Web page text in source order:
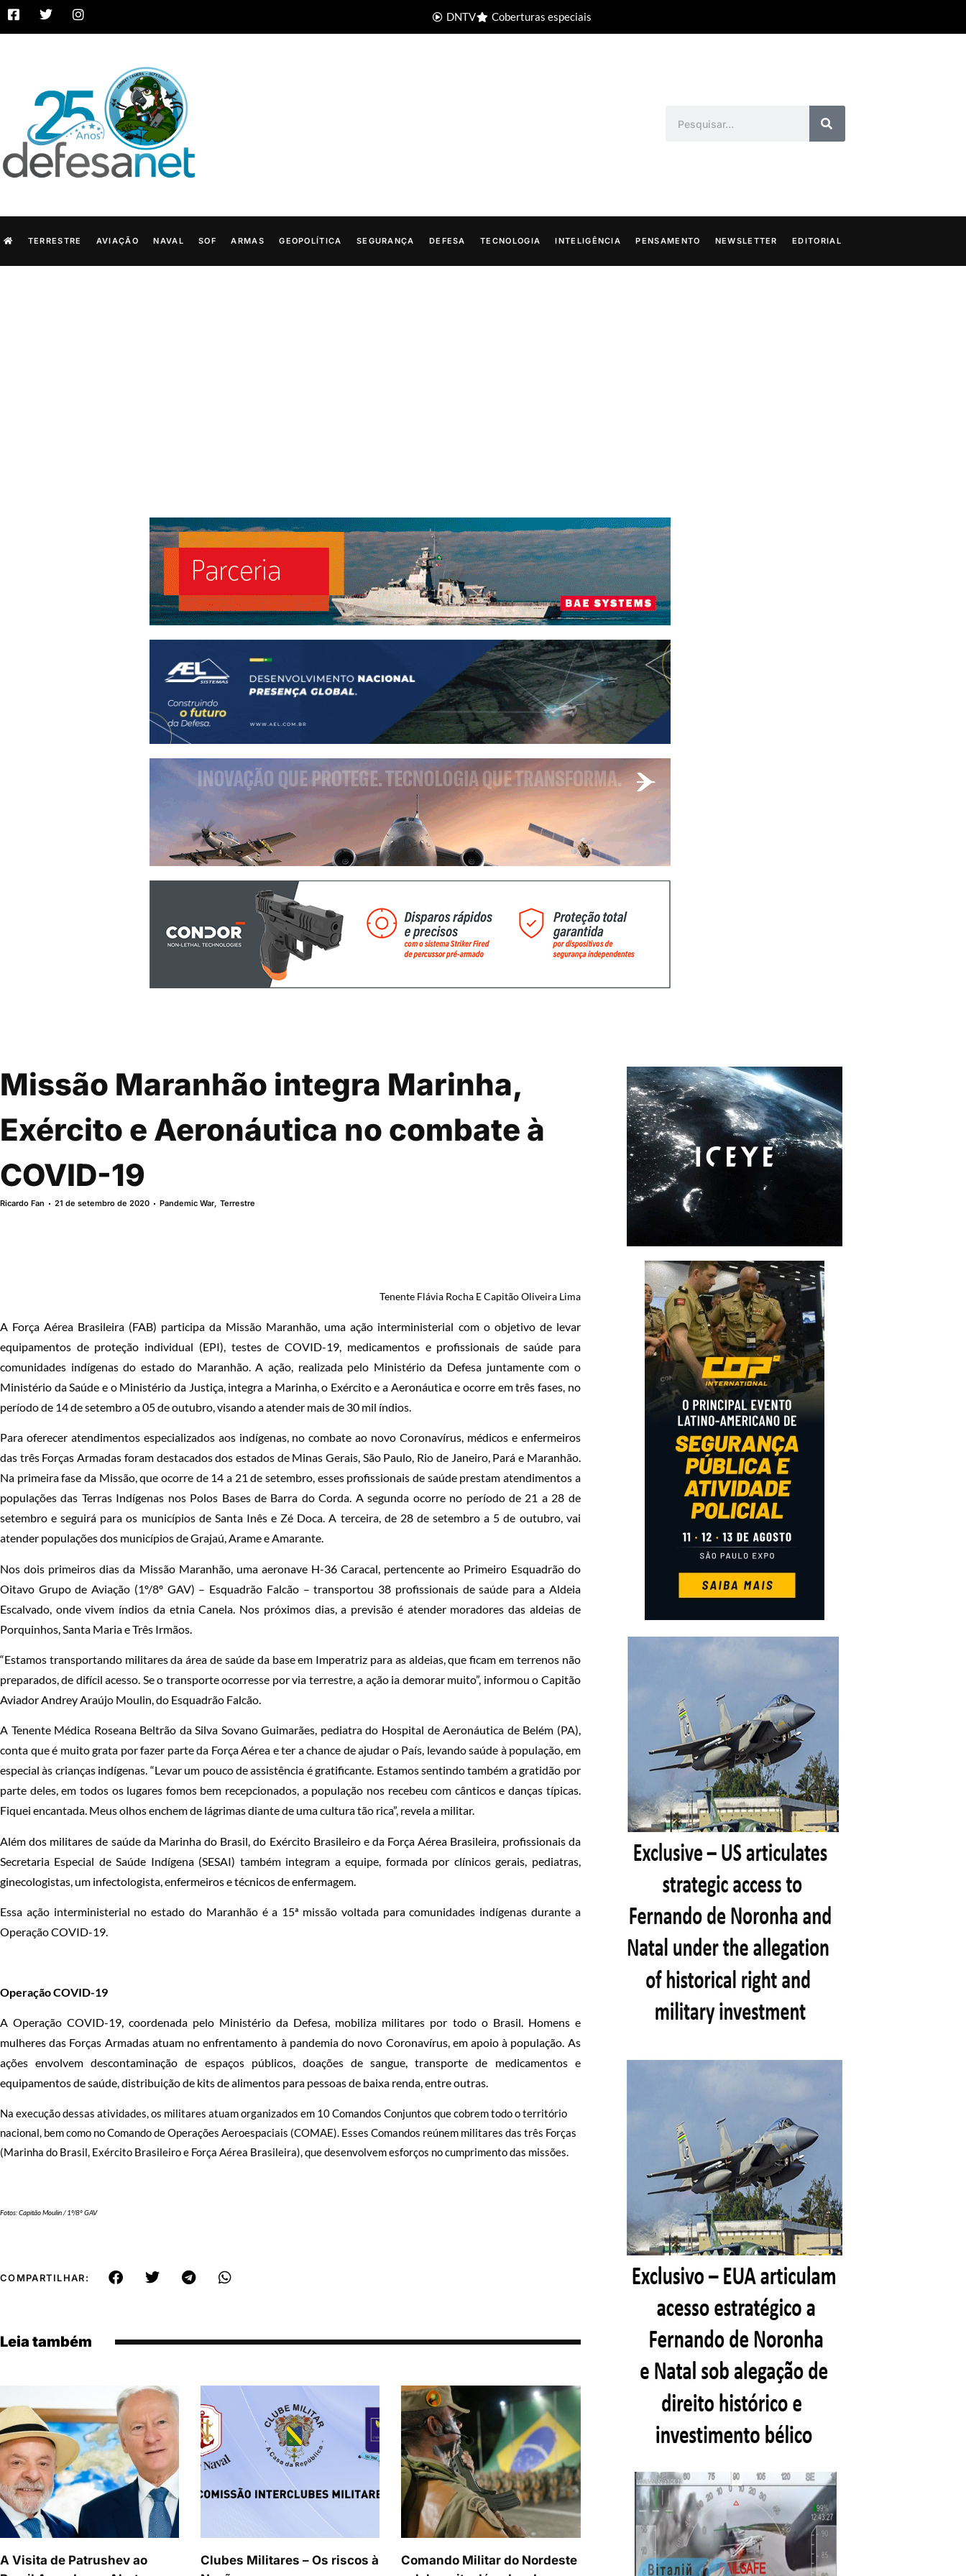
DNTV Coberturas especiais
TERRESTRE AVIAÇÃO NAVAL SOF ARMAS GEOPOLÍTICA SEGURANÇA DEFESA TECNOLOGIA INTELIGÊNCIA PENSAMENTO NEWSLETTER EDITORIAL
Missão Maranhão integra Marinha,
Exército e Aeronáutica no combate à
COVID-19
Ricardo Fan 21 de setembro de 2020 Pandemic War,Terrestre
Tenente Flávia Rocha E Capitão Oliveira Lima
A Força Aérea Brasileira (FAB) participa da Missão Maranhão, uma ação interministerial com o objetivo de levar
equipamentos de proteção individual (EPI), testes de COVID-19, medicamentos e profissionais de saúde para
comunidades indígenas do estado do Maranhão. A ação, realizada pelo Ministério da Defesa juntamente com o
Ministério da Saúde e o Ministério da Justiça, integra a Marinha, o Exército e a Aeronáutica e ocorre em três fases, no
período de 14 de setembro a 05 de outubro, visando a atender mais de 30 mil índios.
Para oferecer atendimentos especializados aos indígenas, no combate ao novo Coronavírus, médicos e enfermeiros
das três Forças Armadas foram destacados dos estados de Minas Gerais, São Paulo, Rio de Janeiro, Pará e Maranhão.
Na primeira fase da Missão, que ocorre de 14 a 21 de setembro, esses profissionais de saúde prestam atendimentos a
populações das Terras Indígenas nos Polos Bases de Barra do Corda. A segunda ocorre no período de 21 a 28 de
setembro e seguirá para os municípios de Santa Inês e Zé Doca. A terceira, de 28 de setembro a 5 de outubro, vai
atender populações dos municípios de Grajaú, Arame e Amarante.
Nos dois primeiros dias da Missão Maranhão, uma aeronave H-36 Caracal, pertencente ao Primeiro Esquadrão do
Oitavo Grupo de Aviação (1º/8º GAV) – Esquadrão Falcão – transportou 38 profissionais de saúde para a Aldeia
Escalvado, onde vivem índios da etnia Canela. Nos próximos dias, a previsão é atender moradores das aldeias de
Porquinhos, Santa Maria e Três Irmãos.
“Estamos transportando militares da área de saúde da base em Imperatriz para as aldeias, que ficam em terrenos não
preparados, de difícil acesso. Se o transporte ocorresse por via terrestre, a ação ia demorar muito”, informou o Capitão
Aviador Andrey Araújo Moulin, do Esquadrão Falcão.
A Tenente Médica Roseana Beltrão da Silva Sovano Guimarães, pediatra do Hospital de Aeronáutica de Belém (PA),
conta que é muito grata por fazer parte da Força Aérea e ter a chance de ajudar o País, levando saúde à população, em
especial às crianças indígenas. “Levar um pouco de assistência é gratificante. Estamos sentindo também a gratidão por
parte deles, em todos os lugares fomos bem recepcionados, a população nos recebeu com cânticos e danças típicas.
Fiquei encantada. Meus olhos enchem de lágrimas diante de uma cultura tão rica”, revela a militar.
Além dos militares de saúde da Marinha do Brasil, do Exército Brasileiro e da Força Aérea Brasileira, profissionais da
Secretaria Especial de Saúde Indígena (SESAI) também integram a equipe, formada por clínicos gerais, pediatras,
ginecologistas, um infectologista, enfermeiros e técnicos de enfermagem.
Essa ação interministerial no estado do Maranhão é a 15ª missão voltada para comunidades indígenas durante a
Operação COVID-19.
Operação COVID-19
A Operação COVID-19, coordenada pelo Ministério da Defesa, mobiliza militares por todo o Brasil. Homens e
mulheres das Forças Armadas atuam no enfrentamento à pandemia do novo Coronavírus, em apoio à população. As
ações envolvem descontaminação de espaços públicos, doações de sangue, transporte de medicamentos e
equipamentos de saúde, distribuição de kits de alimentos para pessoas de baixa renda, entre outras.
Na execução dessas atividades, os militares atuam organizados em 10 Comandos Conjuntos que cobrem todo o território
nacional, bem como no Comando de Operações Aeroespaciais (COMAE). Esses Comandos reúnem militares das três Forças
(Marinha do Brasil, Exército Brasileiro e Força Aérea Brasileira), que desenvolvem esforços no cumprimento das missões.
Fotos: Capitão Moulin / 1º/8º GAV
COMPARTILHAR:
Leia também
A Visita de Patrushev ao
Clubes Militares – Os riscos à
Comando Militar do Nordeste